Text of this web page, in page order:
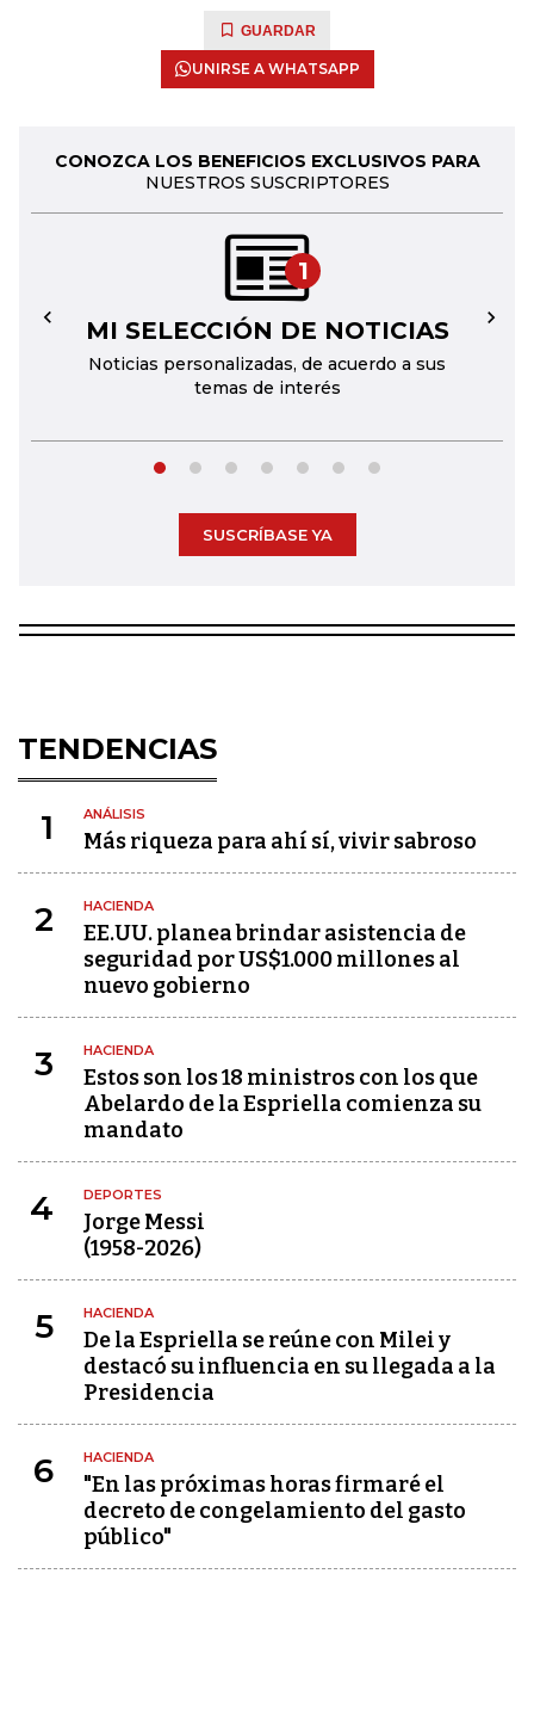
GUARDAR
UNIRSE A WHATSAPP
CONOZCA LOS BENEFICIOS EXCLUSIVOS PARA
NUESTROS SUSCRIPTORES
1
MI SELECCIÓN DE NOTICIAS
Noticias personalizadas, de acuerdo a sus
temas de interés
← →
SUSCRÍBASE YA
TENDENCIAS
1 ANÁLISIS
Más riqueza para ahí sí, vivir sabroso
2 HACIENDA
EE.UU. planea brindar asistencia de
seguridad por US$1.000 millones al
nuevo gobierno
3 HACIENDA
Estos son los 18 ministros con los que
Abelardo de la Espriella comienza su
mandato
4 DEPORTES
Jorge Messi
(1958-2026)
5 HACIENDA
De la Espriella se reúne con Milei y
destacó su influencia en su llegada a la
Presidencia
6 HACIENDA
"En las próximas horas firmaré el
decreto de congelamiento del gasto
público"